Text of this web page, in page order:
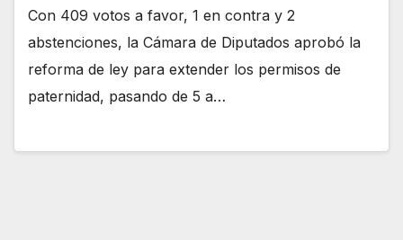
Con 409 votos a favor, 1 en contra y 2
abstenciones, la Cámara de Diputados aprobó la
reforma de ley para extender los permisos de
paternidad, pasando de 5 a…